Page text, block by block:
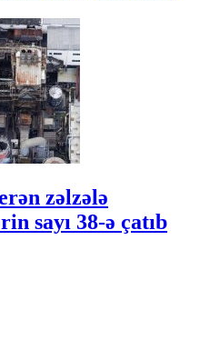
zəlzələ
sayı 38-ə çatıb